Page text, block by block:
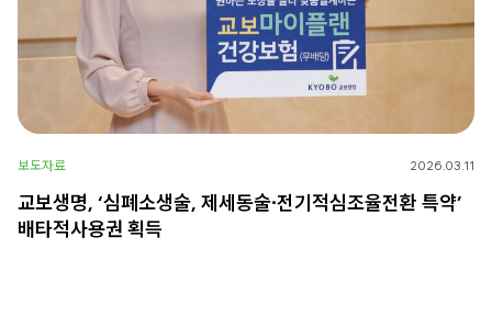
보도자료 2026.03.11
교보생명, ‘심폐소생술, 제세동술∙전기적심조율전환 특약’
배타적사용권 획득